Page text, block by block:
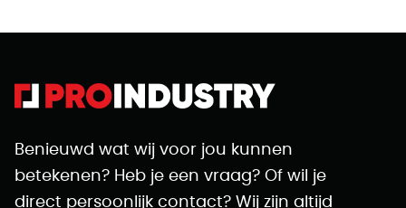
Benieuwd wat wij voor jou kunnen
betekenen? Heb je een vraag? Of wil je
direct persoonlijk contact? Wij zijn altijd